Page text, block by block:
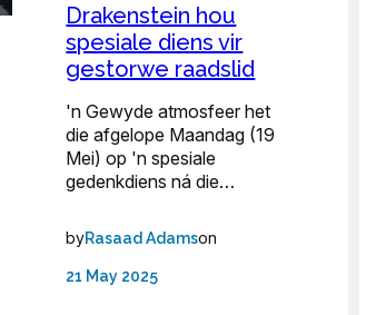
Drakenstein hou
spesiale diens vir
gestorwe raadslid
'n Gewyde atmosfeer het
die afgelope Maandag (19
Mei) op 'n spesiale
gedenkdiens ná die…
byRasaad Adamson
21 May 2025